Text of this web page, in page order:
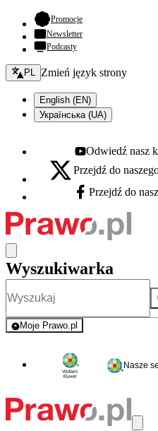
Promocje- otwiera się w nowej
Newsletter
Podcasty
Zmień język - bieżący:
PL Zmień język strony
English (EN)
Українська (UA)
Youtube - otwiera się w
Odwiedź nasz
X - otwiera się w nowej karcie
Przejdź do
Facebook - otwiera się
Przejdź do
Wyszukiwarka
Moje Prawo.pl
- rejestracja i logowanie do
Nasze